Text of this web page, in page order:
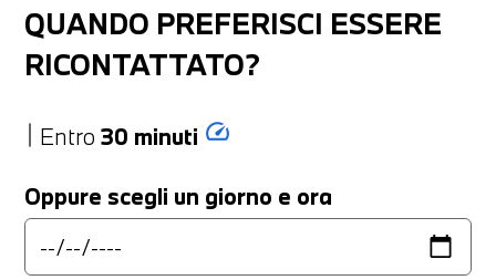
QUANDO PREFERISCI ESSERE
RICONTATTATO?
Entro 30 minuti speed
Oppure scegli un giorno e ora